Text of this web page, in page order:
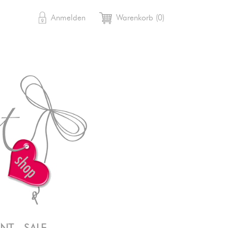
 Anmelden shopping_cart Warenkorb (0)